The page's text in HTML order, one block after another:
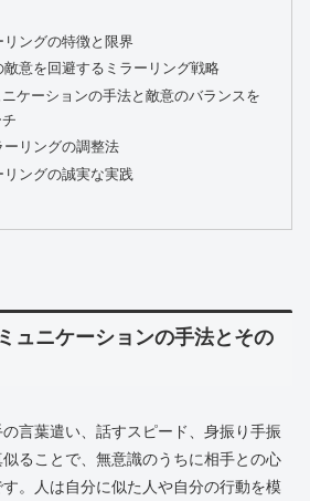
ングの特徴と限界
意を回避するミラーリング戦略
ケーションの手法と敵意のバランスを
リングの調整法
ングの誠実な実践
ュニケーションの手法とその
言葉遣い、話すスピード、身振り手振
ることで、無意識のうちに相手との心
。人は自分に似た人や自分の行動を模